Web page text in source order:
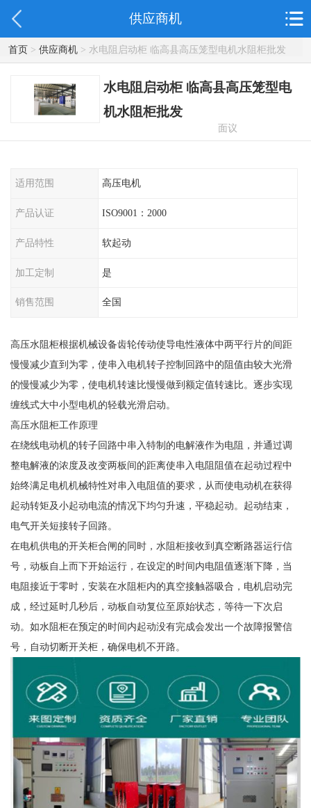
供应商机
首页> 供应商机> 水电阻启动柜 临高县高压笼型电机水阻柜批发
水电阻启动柜 临高县高压笼型电
机水阻柜批发
面议
适用范围 高压电机
产品认证 ISO9001：2000
产品特性 软起动
加工定制 是
销售范围 全国
高压水阻柜根据机械设备齿轮传动使导电性液体中两平行片的间距
慢慢减少直到为零，使串入电机转子控制回路中的阻值由较大光滑
的慢慢减少为零，使电机转速比慢慢做到额定值转速比。逐步实现
缠线式大中小型电机的轻载光滑启动。
高压水阻柜工作原理
在绕线电动机的转子回路中串入特制的电解液作为电阻，并通过调
整电解液的浓度及改变两板间的距离使串入电阻阻值在起动过程中
始终满足电机机械特性对串入电阻值的要求，从而使电动机在获得
起动转矩及小起动电流的情况下均匀升速，平稳起动。起动结束，
电气开关短接转子回路。
在电机供电的开关柜合闸的同时，水阻柜接收到真空断路器运行信
号，动板自上而下开始运行，在设定的时间内电阻值逐渐下降，当
电阻接近于零时，安装在水阻柜内的真空接触器吸合，电机启动完
成，经过延时几秒后，动板自动复位至原始状态，等待一下次启
动。如水阻柜在预定的时间内起动没有完成会发出一个故障报警信
号，自动切断开关柜，确保电机不开路。